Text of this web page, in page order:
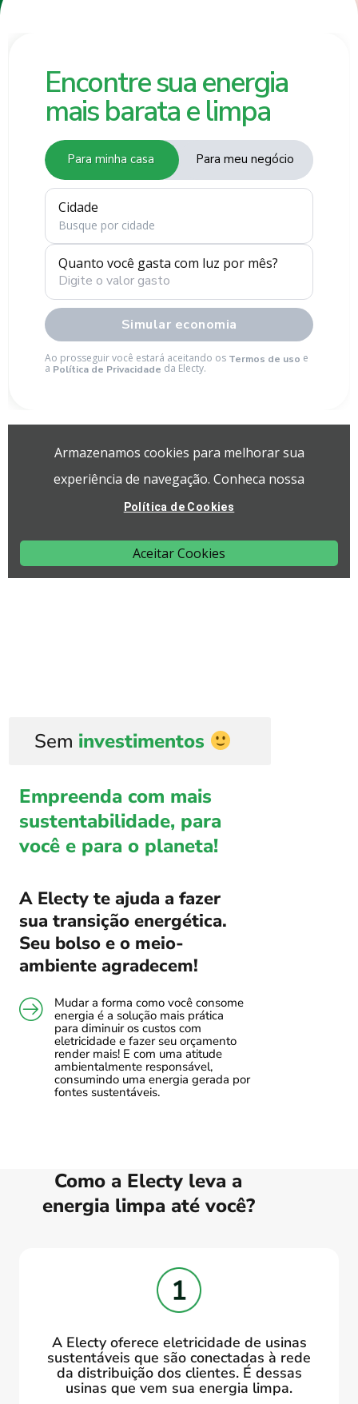
Sem investimentos
Empreenda com mais
sustentabilidade, para
você e para o planeta!
A Electy te ajuda a fazer
sua transição energética.
Seu bolso e o meio-
ambiente agradecem!
Mudar a forma como você consome
energia é a solução mais prática
para diminuir os custos com
eletricidade e fazer seu orçamento
render mais! E com uma atitude
ambientalmente responsável,
consumindo uma energia gerada por
fontes sustentáveis.
Como a Electy leva a
energia limpa até você?
A Electy oferece eletricidade de usinas
sustentáveis que são conectadas à rede
da distribuição dos clientes. É dessas
usinas que vem sua energia limpa.